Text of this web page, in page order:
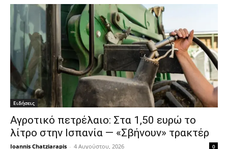
Ειδήσεις
Αγροτικό πετρέλαιο: Στα 1,50 ευρώ το
λίτρο στην Ισπανία — «Σβήνουν» τρακτέρ
Ioannis Chatziarapis - 4 Αυγούστου, 2026 0